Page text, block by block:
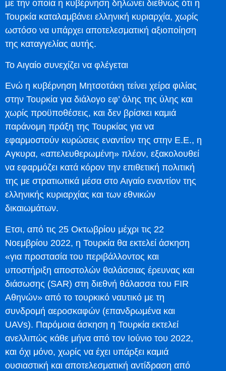
με την οποία η κυβέρνηση δηλώνει διεθνώς ότι η
Τουρκία καταλαμβάνει ελληνική κυριαρχία, χωρίς
ωστόσο να υπάρχει αποτελεσματική αξιοποίηση
της καταγγελίας αυτής.
Το Αιγαίο συνεχίζει να φλέγεται
Ενώ η κυβέρνηση Μητσοτάκη τείνει χείρα φιλίας
στην Τουρκία για διάλογο εφ’ όλης της ύλης και
χωρίς προϋποθέσεις, και δεν βρίσκει καμιά
παράνομη πράξη της Τουρκίας για να
εφαρμοστούν κυρώσεις εναντίον της στην Ε.Ε., η
Αγκυρα, «απελευθερωμένη» πλέον, εξακολουθεί
να εφαρμόζει κατά κόρον την επιθετική πολιτική
της με στρατιωτικά μέσα στο Αιγαίο εναντίον της
ελληνικής κυριαρχίας και των εθνικών
δικαιωμάτων.
Ετσι, από τις 25 Οκτωβρίου μέχρι τις 22
Νοεμβρίου 2022, η Τουρκία θα εκτελεί άσκηση
«για προστασία του περιβάλλοντος και
υποστήριξη αποστολών θαλάσσιας έρευνας και
διάσωσης (SAR) στη διεθνή θάλασσα του FIR
Αθηνών» από το τουρκικό ναυτικό με τη
συνδρομή αεροσκαφών (επανδρωμένα και
UAVs). Παρόμοια άσκηση η Τουρκία εκτελεί
ανελλιπώς κάθε μήνα από τον Ιούνιο του 2022,
και όχι μόνο, χωρίς να έχει υπάρξει καμιά
ουσιαστική και αποτελεσματική αντίδραση από